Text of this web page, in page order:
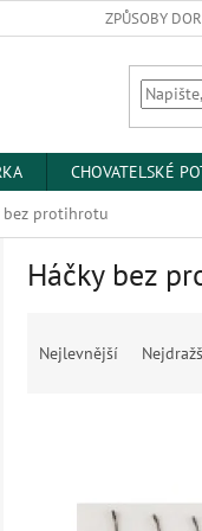
ZPŮSOBY
CHOVATELSKÉ
bez protihrotu
Háčky bez
Nejlevnější